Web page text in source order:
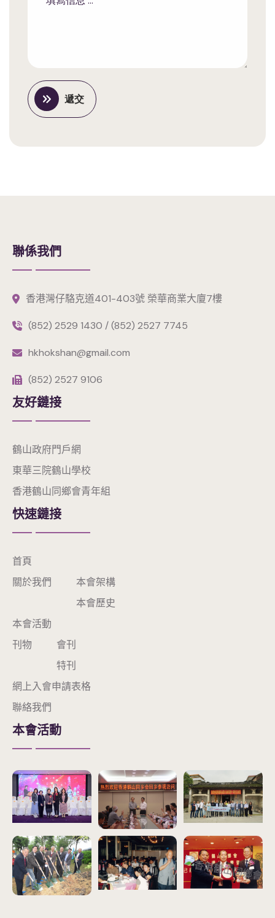
遞交
聯係我們
香港灣仔駱克道401-403號 榮華商業大廈7樓
(852) 2529 1430 / (852) 2527 7745
hkhokshan@gmail.com
(852) 2527 9106
友好鏈接
鶴山政府門戶網
東華三院鶴山學校
香港鶴山同鄉會青年組
快速鏈接
首頁
關於我們
本會架構
本會歷史
本會活動
刊物
會刊
特刊
網上入會申請表格
聯絡我們
本會活動